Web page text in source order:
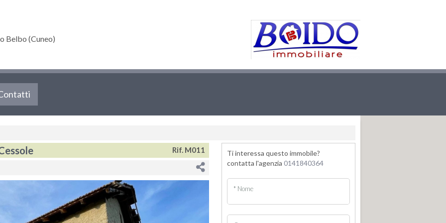
Belbo (Cuneo)
Rif. M011
Ti interessa questo immobile?
contatta l'agenzia 0141840364
* Nome